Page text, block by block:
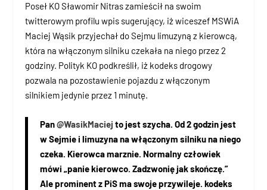
Poseł KO Sławomir Nitras zamieścił na swoim
twitterowym profilu wpis sugerujący, iż wiceszef MSWiA
Maciej Wąsik przyjechał do Sejmu limuzyną z kierowcą,
która na włączonym silniku czekała na niego przez 2
godziny. Polityk KO podkreślił, iż kodeks drogowy
pozwala na pozostawienie pojazdu z włączonym
silnikiem jedynie przez 1 minutę.
Pan@WasikMaciej to jest szycha. Od 2 godzin jest
w Sejmie i limuzyna na włączonym silniku na niego
czeka. Kierowca marznie. Normalny człowiek
mówi „panie kierowco. Zadzwonię jak skończę.”
Ale prominent z PiS ma swoje przywileje. kodeks